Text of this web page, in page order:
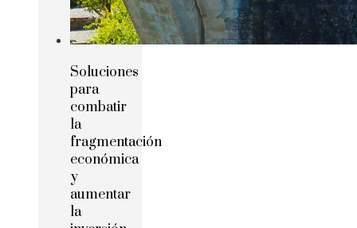
Soluciones
para
combatir
la
fragmentación
económica
y
aumentar
la